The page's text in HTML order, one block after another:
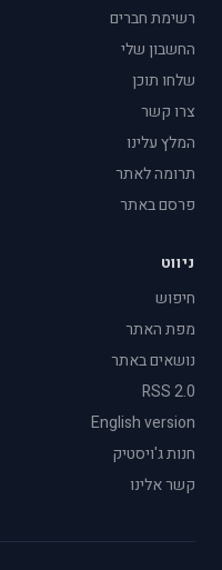
רשימת חברים
החשבון שלי
שלחו תוכן
צרו קשר
המלץ עלינו
תרומה לאתר
פרסם באתר
ניווט
חיפוש
מפת האתר
נושאים באתר
RSS 2.0
English version
חנות ג'ויסטיק
קשר אלינו